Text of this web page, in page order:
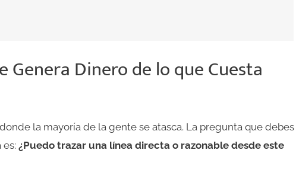
Genera Dinero de lo que Cuesta
la mayoría de la gente se atasca. La pregunta que debes
¿Puedo trazar una línea directa o razonable desde este